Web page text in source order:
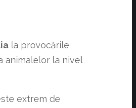
la provocările
animalelor la nivel
extrem de